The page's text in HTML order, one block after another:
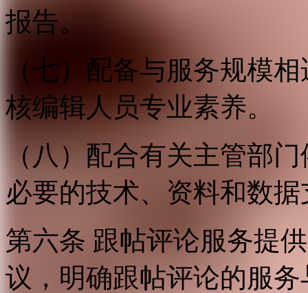
报告。
（七）配备与服务规模
核编辑人员专业素养。
（八）配合有关主管部
必要的技术、资料和数
第六条 跟帖评论服务提
议，明确跟帖评论的服